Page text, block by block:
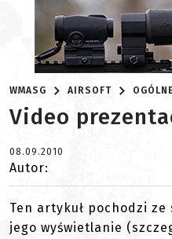
WMASG AIRSOFT OGÓLNE
Video
08.09.2010
Autor:
Ten artykuł pochodzi
jego wyświetlanie